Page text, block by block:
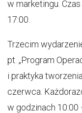
w marketingu.
17:00.
Trzecim
pt. „Program
i praktyka
czerwca.
w godzinach 10:00